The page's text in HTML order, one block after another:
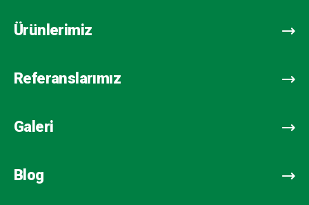
Ürünlerimiz
Referanslarımız
Galeri
Blog